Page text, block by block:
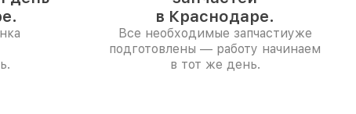
в Краснодаре.
Все необходимые запчастиуже
подготовлены — работу начинаем
в тот же день.